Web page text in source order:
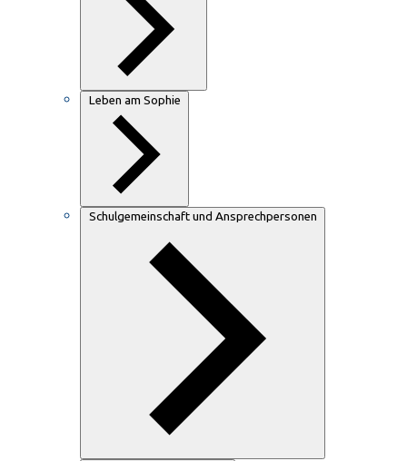
Leben am Sophie
Schulgemeinschaft und Ansprechpersonen